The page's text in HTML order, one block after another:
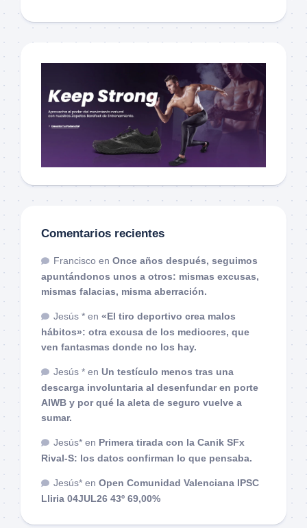
Comentarios recientes
Francisco en Once años después, seguimos
apuntándonos unos a otros: mismas excusas,
mismas falacias, misma aberración.
Jesús * en «El tiro deportivo crea malos
hábitos»: otra excusa de los mediocres, que
ven fantasmas donde no los hay.
Jesús * en Un testículo menos tras una
descarga involuntaria al desenfundar en porte
AIWB y por qué la aleta de seguro vuelve a
sumar.
Jesús* en Primera tirada con la Canik SFx
Rival-S: los datos confirman lo que pensaba.
Jesús* en Open Comunidad Valenciana IPSC
Lliria 04JUL26 43º 69,00%